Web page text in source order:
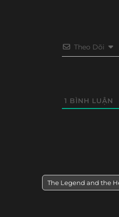
Theo Dõi
1 BÌNH LUẬN
The Legend and the